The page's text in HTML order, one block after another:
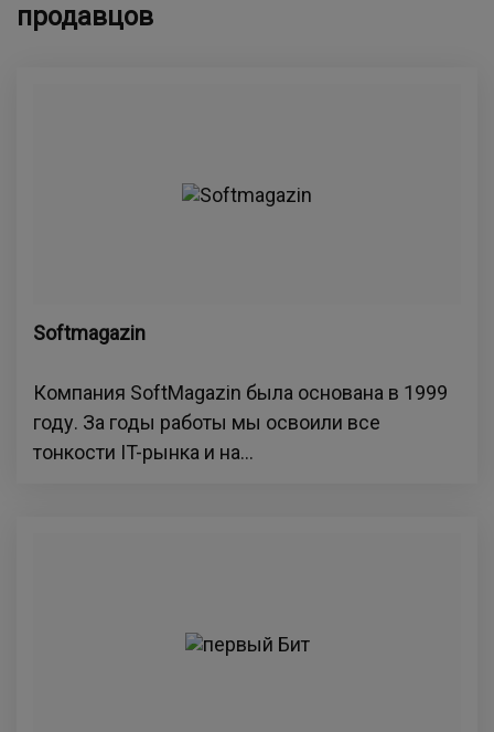
продавцов
Softmagazin
Компания SoftMagazin была основана в 1999
году. За годы работы мы освоили все
тонкости IT-рынка и на...